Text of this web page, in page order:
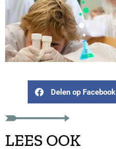
Delen op Facebook
LEES OOK